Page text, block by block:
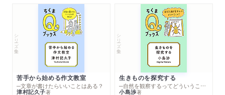
シリーズ・全集
苦手から始める作文教室
─文章が書けたらいいことはある？
津村記久子著
シリーズ・全集
生きものを探究する
─自然を観察するってどういうこと？
小島渉著